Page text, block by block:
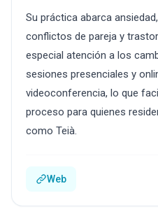
Su práctica abarca
conflictos de pareja y
especial atención a los
sesiones presenciales y
videoconferencia, lo que
proceso para quienes
como Teià.
Web